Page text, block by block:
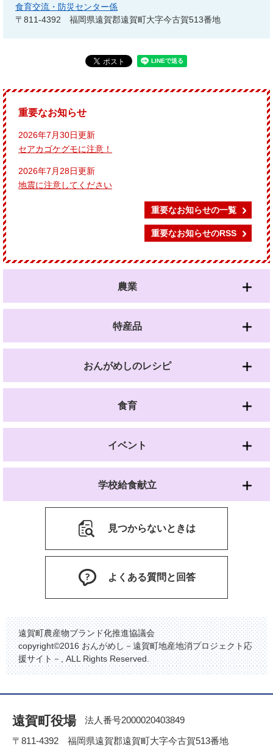
食育交流・防災センター係
〒811-4392
福岡県遠賀郡遠賀町大字今古賀513番地
重要なお知らせ
2026年7月30日更新
セアカゴケグモに注意！
2026年7月28日更新
地震に注意してください
重要なお知らせの一覧
重要なお知らせのRSS
農業
特産品
おんがめしのレシピ
食育
イベント
学校給食献立
見つからないときは
よくある質問と回答
遠賀町農産物ブランド化推進協議会
copyright©2016 おんがめし－遠賀町地産地消プロジェクト応
援サイト－, ALL Rights Reserved.
遠賀町役場
法人番号2000020403849
〒811-4392 福岡県遠賀郡遠賀町大字今古賀513番地